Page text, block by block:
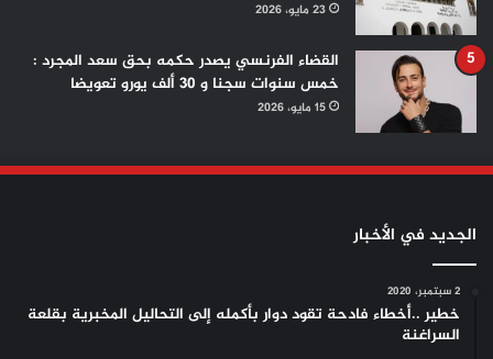
23 مايو، 2026
القضاء الفرنسي يصدر حكمه بحق سعد المجرد :
خمس سنوات سجنا و 30 ألف يورو تعويضا
15 مايو، 2026
الجديد في الأخبار
2 سبتمبر، 2020
خطير ..أخطاء فادحة تقود دوار بأكمله إلى التحاليل المخبرية بقلعة
السراغنة